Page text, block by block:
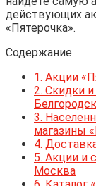
действующих
«Пятерочка».
Содержание
1. Акции
2. Скидки и
3.
магазины
4.
5. Акции и
Москва